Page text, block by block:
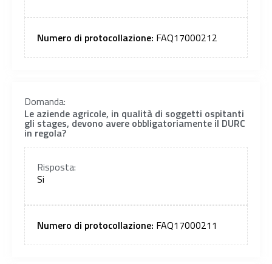
Numero di protocollazione: FAQ17000212
Domanda:
Le aziende agricole, in qualità di soggetti ospitanti
gli stages, devono avere obbligatoriamente il DURC
in regola?
Risposta:
Si
Numero di protocollazione: FAQ17000211